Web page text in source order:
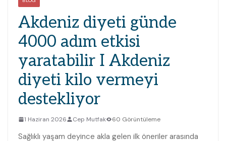
Akdeniz diyeti günde
4000 adım etkisi
yaratabilir I Akdeniz
diyeti kilo vermeyi
destekliyor
1 Haziran 2026 Cep Mutfak 60 Görüntüleme
Sağlıklı yaşam deyince akla gelen ilk öneriler arasında